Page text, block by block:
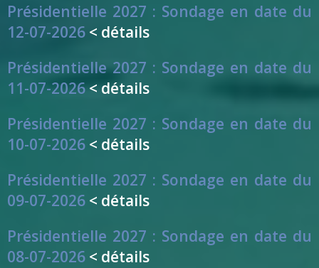
Présidentielle 2027 : Sondage en date du
12-07-2026 < détails
Présidentielle 2027 : Sondage en date du
11-07-2026< détails
Présidentielle 2027 : Sondage en date du
10-07-2026 < détails
Présidentielle 2027 : Sondage en date du
09-07-2026 < détails
Présidentielle 2027 : Sondage en date du
08-07-2026 < détails